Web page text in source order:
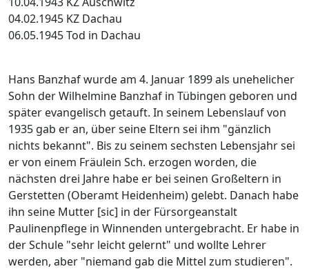
04.02.1945 KZ Dachau
06.05.1945 Tod in Dachau
Hans Banzhaf wurde am 4. Januar 1899 als unehelicher
Sohn der Wilhelmine Banzhaf in Tübingen geboren und
später evangelisch getauft. In seinem Lebenslauf von
1935 gab er an, über seine Eltern sei ihm "gänzlich
nichts bekannt". Bis zu seinem sechsten Lebensjahr sei
er von einem Fräulein Sch. erzogen worden, die
nächsten drei Jahre habe er bei seinen Großeltern in
Gerstetten (Oberamt Heidenheim) gelebt. Danach habe
ihn seine Mutter [sic] in der Fürsorgeanstalt
Paulinenpflege in Winnenden untergebracht. Er habe in
der Schule "sehr leicht gelernt" und wollte Lehrer
werden, aber "niemand gab die Mittel zum studieren".